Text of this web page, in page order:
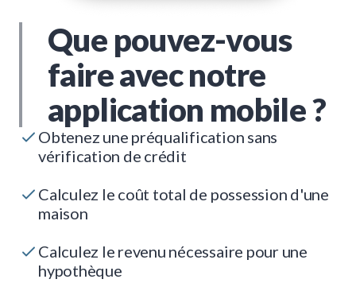
Que pouvez-vous
faire avec notre
application mobile ?
Obtenez une préqualification sans
vérification de crédit
Calculez le coût total de possession d'une
maison
Calculez le revenu nécessaire pour une
hypothèque